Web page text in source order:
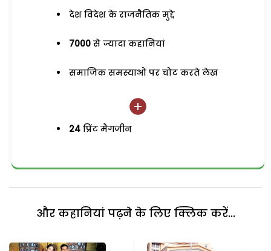
देश विदेश के राजनैतिक मुद्दे
7000 से ज्यादा कहानियां
समाजिक समस्याओं पर चोट करते लेख
24 प्रिंट मैगजीन
और कहानियां पढ़ने के लिए क्लिक करें...